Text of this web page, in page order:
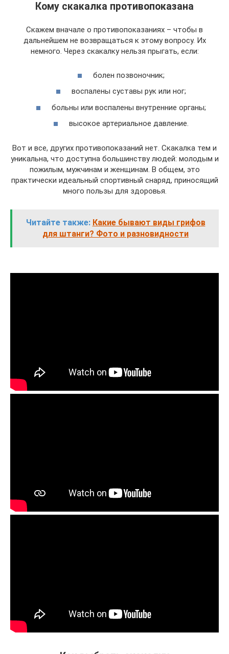
Кому скакалка противопоказана
Скажем вначале о противопоказаниях – чтобы в
дальнейшем не возвращаться к этому вопросу. Их
немного. Через скакалку нельзя прыгать, если:
болен позвоночник;
воспалены суставы рук или ног;
больны или воспалены внутренние органы;
высокое артериальное давление.
Вот и все, других противопоказаний нет. Скакалка тем и
уникальна, что доступна большинству людей: молодым и
пожилым, мужчинам и женщинам. В общем, это
практически идеальный спортивный снаряд, приносящий
много пользы для здоровья.
Читайте также: Какие бывают виды грифов
для штанги? Фото и разновидности